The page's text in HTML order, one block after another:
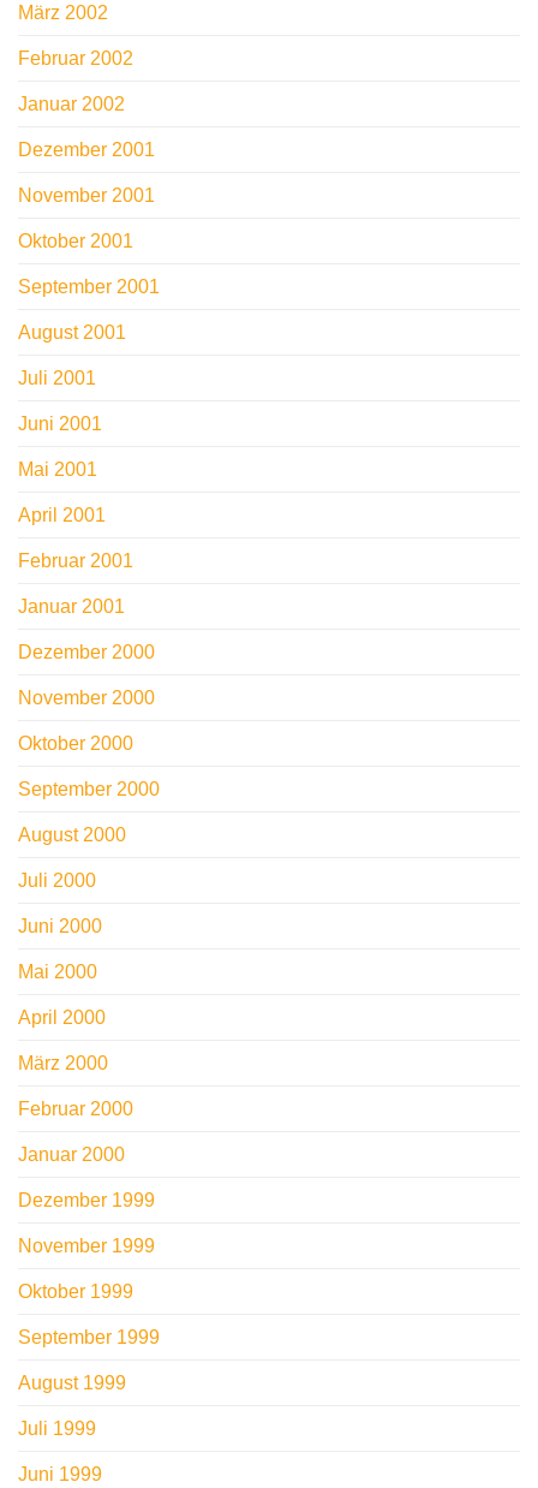
März 2002
Februar 2002
Januar 2002
Dezember 2001
November 2001
Oktober 2001
September 2001
August 2001
Juli 2001
Juni 2001
Mai 2001
April 2001
Februar 2001
Januar 2001
Dezember 2000
November 2000
Oktober 2000
September 2000
August 2000
Juli 2000
Juni 2000
Mai 2000
April 2000
März 2000
Februar 2000
Januar 2000
Dezember 1999
November 1999
Oktober 1999
September 1999
August 1999
Juli 1999
Juni 1999